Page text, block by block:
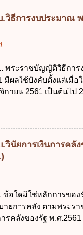
วิธีการงบประมาณ
พระราชบัญญัติวิธีการ
มีผลใช้บังคับตั้งแต่เมื่อ
กายน 2561 เป็นต้นไป
จิกายน 2561 เป็นต้นไป
กายน 2561 เป็นต้นไป
ติวิธีการงบประมาณ พ.ศ
ลิกกฎหมายฉบับใด 1. พ
งบประมาณ พ.ศ. 2502
รงบประมาณ (ฉบับที่ 3)
2544 4. ประกาศของ
ลงวันที่ 31 สิงหาคม
ง 1. นายกรัฐมนตรีมีอ
นัยการเงินการคลัง
ข้อใดมิใช่หลักการของ
ายการคลัง ตามพระร
ารคลังของรัฐ พ.ศ